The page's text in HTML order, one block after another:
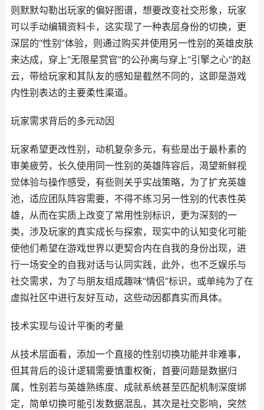
则默默勾勒出玩家的偏好图谱，想要改变社交形象，玩家
可以手动编辑资料卡，这实现了一种表层身份的切换，更
深层的“性别”体验，则通过购买并使用另一性别的英雄皮肤
来达成，穿上“无限星赏官”的公孙离与穿上“引擎之心”的赵
云，带给玩家和其队友的感知是截然不同的，这即是游戏
内性别表达的主要柔性渠道。
玩家需求背后的多元动因
玩家希望更改性别，动机复杂多元，有些是出于最朴素的
审美疲劳，长久使用同一性别的英雄阵容后，渴望新鲜视
觉体验与操作感受，有些则关乎实战策略，为了扩充英雄
池，适应团队阵容需要，不得不练习另一性别的代表性英
雄，从而在实质上改变了常用性别标识，更为深刻的一
类，涉及玩家的真实成长与探索，现实中的认知变化可能
使他们希望在游戏世界以更契合内在自我的身份出现，进
行一场安全的自我对话与认同实践，此外，也不乏娱乐与
社交需求，为了与朋友组成趣味“情侣”标识，或单纯为了在
虚拟社区中进行友好互动，这些动因都真实而具体。
技术实现与设计平衡的考量
从技术层面看，添加一个直接的性别切换功能并非难事，
但其背后的设计逻辑需要慎重权衡，首要问题是数据归
属，性别若与英雄熟练度、成就系统甚至匹配机制深度绑
定，简单切换可能引发数据混乱，其次是社交影响，突然